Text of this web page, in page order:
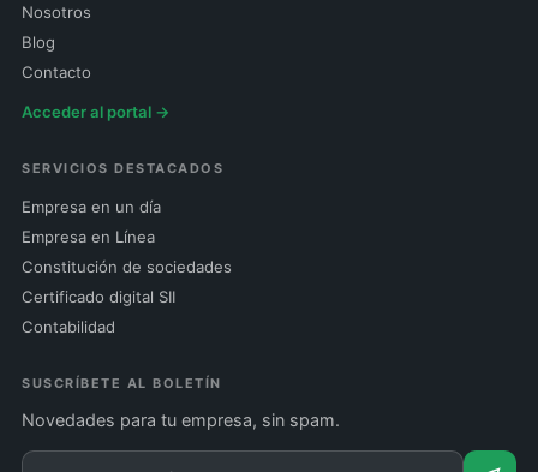
Nosotros
Blog
Contacto
Acceder al portal →
SERVICIOS DESTACADOS
Empresa en un día
Empresa en Línea
Constitución de sociedades
Certificado digital SII
Contabilidad
SUSCRÍBETE AL BOLETÍN
Novedades para tu empresa, sin spam.